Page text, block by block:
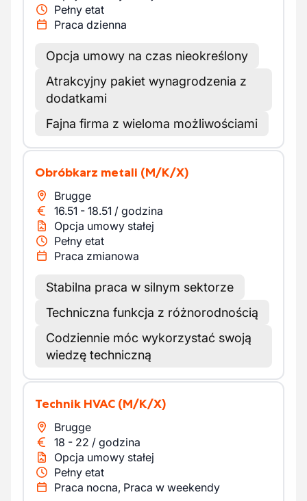
Pełny etat
Praca dzienna
Opcja umowy na czas nieokreślony
Atrakcyjny pakiet wynagrodzenia z
dodatkami
Fajna firma z wieloma możliwościami
Obróbkarz metali (M/K/X)
Brugge
16.51 - 18.51 / godzina
Opcja umowy stałej
Pełny etat
Praca zmianowa
Stabilna praca w silnym sektorze
Techniczna funkcja z różnorodnością
Codziennie móc wykorzystać swoją
wiedzę techniczną
Technik HVAC (M/K/X)
Brugge
18 - 22 / godzina
Opcja umowy stałej
Pełny etat
Praca nocna, Praca w weekendy